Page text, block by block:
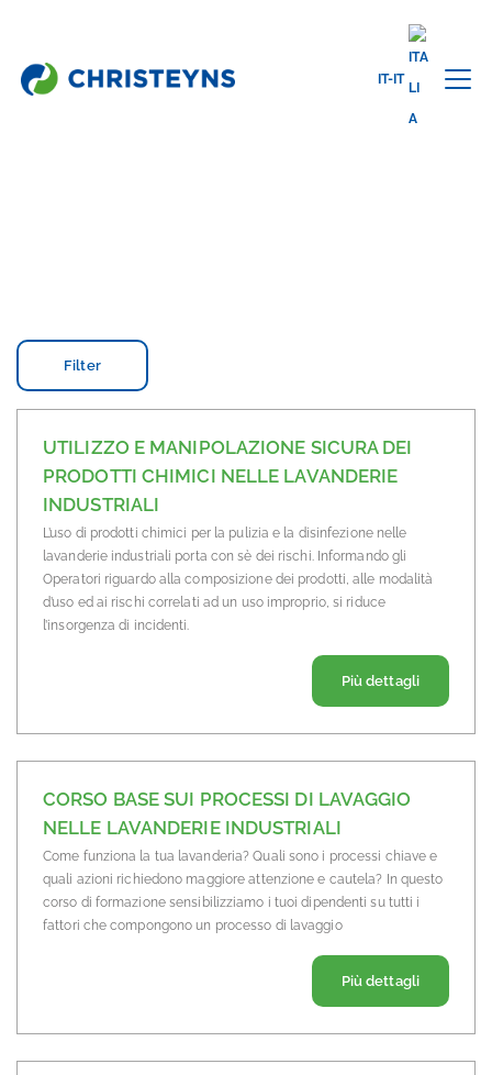
IT-IT
Home
Filter
UTILIZZO E MANIPOLAZIONE SICURA DEI
PRODOTTI CHIMICI NELLE LAVANDERIE
INDUSTRIALI
L’uso di prodotti chimici per la pulizia e la disinfezione nelle
lavanderie industriali porta con sè dei rischi. Informando gli
Operatori riguardo alla composizione dei prodotti, alle modalità
d’uso ed ai rischi correlati ad un uso improprio, si riduce
l’insorgenza di incidenti.
Più dettagliRiguardo
CORSO BASE SUI PROCESSI DI LAVAGGIO
NELLE LAVANDERIE INDUSTRIALI
Come funziona la tua lavanderia? Quali sono i processi chiave e
quali azioni richiedono maggiore attenzione e cautela? In questo
corso di formazione sensibilizziamo i tuoi dipendenti su tutti i
fattori che compongono un processo di lavaggio
Più dettagliRiguardo